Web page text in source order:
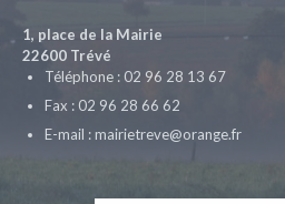
1, place de la Mairie
22600 Trévé
Téléphone : 02 96 28 13 67
Fax : 02 96 28 66 62
E-mail : mairietreve@orange.fr